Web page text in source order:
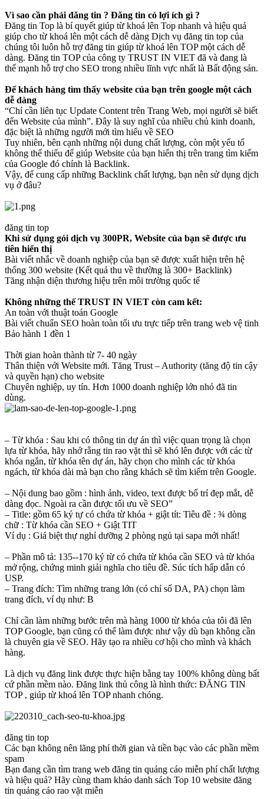
Vì sao cần phải đăng tin ? Đăng tin có lợi ích gì ?
Đăng tin Top là bí quyết giúp từ khoá lên Top nhanh và hiệu quả
giúp cho từ khoá lên một cách dễ dàng Dịch vụ đăng tin top của
chúng tôi luôn hỗ trợ đăng tin giúp từ khoá lên TOP một cách dễ
dàng. Đăng tin TOP của công ty TRUST IN VIET đã và đang là
thế mạnh hỗ trợ cho SEO trong nhiều lĩnh vực nhất là Bất động sản.
Để khách hàng tìm thấy website của bạn trên google một cách
dễ dàng
“Chỉ cần liên tục Update Content trên Trang Web, mọi người sẽ biết
đến Website của mình”. Đây là suy nghĩ của nhiều chủ kinh doanh,
đặc biệt là những người mới tìm hiểu về SEO
Tuy nhiên, bên cạnh những nội dung chất lượng, còn một yếu tố
không thể thiếu để giúp Website của bạn hiển thị trên trang tìm kiếm
của Google đó chính là Backlink.
Vậy, để cung cấp những Backlink chất lượng, bạn nên sử dụng dịch
vụ ở đâu?
đăng tin top
Khi sử dụng gói dịch vụ 300PR, Website của bạn sẽ được ưu
tiên hiển thị
Bài viết nhắc về doanh nghiệp của bạn sẽ được xuất hiện trên hệ
thống 300 website (Kết quả thu về thường là 300+ Backlink)
Tăng nhận diện thương hiệu trên môi trường quốc tế
Không những thế TRUST IN VIET còn cam kết:
An toàn với thuật toán Google
Bài viết chuẩn SEO hoàn toàn tối ưu trực tiếp trên trang web vệ tinh
Bảo hành 1 đền 1
Thời gian hoàn thành từ 7- 40 ngày
Thân thiện với Website mới. Tăng Trust – Authority (tăng độ tin cậy
và quyền hạn) cho website
Chuyên nghiệp, uy tín. Hơn 1000 doanh nghiệp lớn nhỏ đã tin
dùng.
– Từ khóa : Sau khi có thông tin dự án thì việc quan trọng là chọn
lựa từ khóa, hãy nhớ rằng tin rao vặt thì sẽ khó lên được với các từ
khóa ngắn, từ khóa tên dự án, hãy chọn cho mình các từ khóa
ngách, từ khóa dài mà bạn cho rằng khách sẽ tìm kiếm trên Google.
– Nội dung bao gồm : hình ảnh, video, text được bố trí đẹp mắt, dễ
dàng đọc. Ngoài ra cần được tối ưu về SEO”
– Title: gồm 65 ký tự có chứa từ khóa + giật tít: Tiêu đề : ¾ dòng
chữ : Từ khóa cần SEO + Giật TIT
Ví dụ : Giá biệt thự nghỉ dưỡng 2 phòng ngủ tại sapa mới nhất!
– Phần mô tả: 135-‐170 ký từ có chứa từ khóa cần SEO và từ khóa
mở rộng, chứng minh giải nghĩa cho tiêu đề. Súc tích hấp dẫn có
USP.
– Trang đích: Tìm những trang lớn (có chỉ số DA, PA) chọn làm
trang đích, ví dụ như: B
Chỉ cần làm những bước trên mà hàng 1000 từ khóa của tôi đã lên
TOP Google, bạn cũng có thể làm được như vậy dù bạn không cần
là chuyên gia về SEO. Hãy tạo ra nhiều cơ hội cho mình và khách
hàng.
Là dịch vụ đăng link được thực hiện bằng tay 100% không dùng bất
cứ phần mềm nào. Đăng link thủ công là hình thức: ĐĂNG TIN
TOP , giúp từ khoá lên TOP nhanh chóng.
đăng tin top
Các bạn không nên lãng phí thời gian và tiền bạc vào các phần mềm
spam
Bạn đang cần tìm trang web đăng tin quảng cáo miễn phí chất lượng
và hiệu quả? Hãy cùng tham khảo danh sách Top 10 website đăng
tin quảng cáo rao vặt miễn